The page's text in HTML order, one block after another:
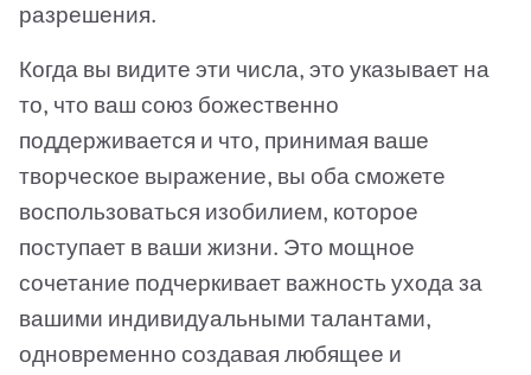
разрешения.
Когда вы видите эти числа, это указывает на
то, что ваш союз божественно
поддерживается и что, принимая ваше
творческое выражение, вы оба сможете
воспользоваться изобилием, которое
поступает в ваши жизни. Это мощное
сочетание подчеркивает важность ухода за
вашими индивидуальными талантами,
одновременно создавая любящее и